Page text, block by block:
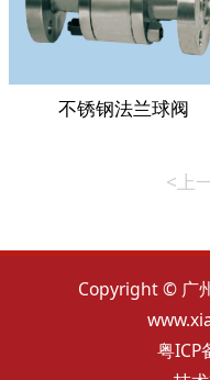
不锈钢法兰球阀
<上
Copyright © 广
粤ICP